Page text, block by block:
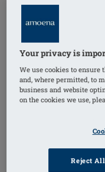
Your privacy is
We use cookies to ensure
and, where permitted, to
business and website
on the cookies we use,
Reject All